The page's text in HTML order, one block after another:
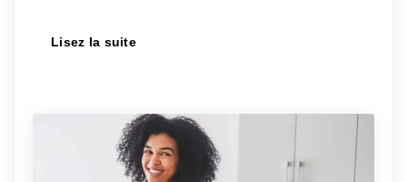
Lisez la suite